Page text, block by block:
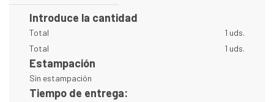
Introduce la cantidad
Total
1 uds.
Total
1 uds.
Estampación
Sin estampación
Tiempo de entrega: